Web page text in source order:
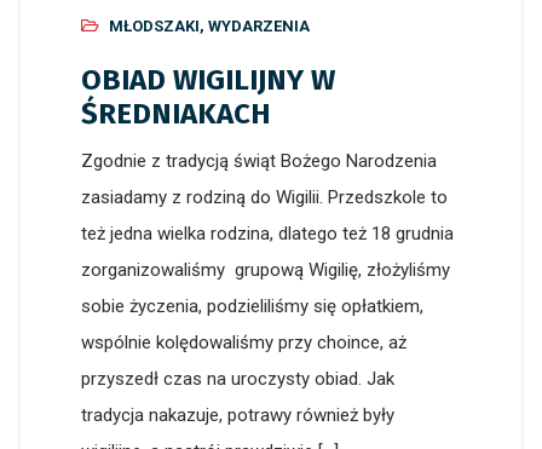
MŁODSZAKI, WYDARZENIA
OBIAD WIGILIJNY W
ŚREDNIAKACH
Zgodnie z tradycją świąt Bożego Narodzenia
zasiadamy z rodziną do Wigilii. Przedszkole to
też jedna wielka rodzina, dlatego też 18 grudnia
zorganizowaliśmy grupową Wigilię, złożyliśmy
sobie życzenia, podzieliliśmy się opłatkiem,
wspólnie kolędowaliśmy przy choince, aż
przyszedł czas na uroczysty obiad. Jak
tradycja nakazuje, potrawy również były